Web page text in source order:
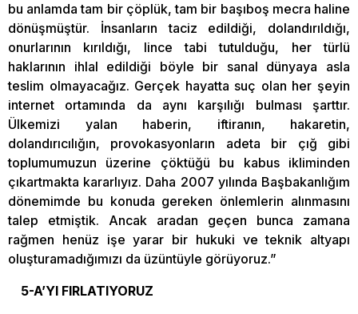
bu anlamda tam bir çöplük, tam bir başıboş mecra haline
dönüşmüştür. İnsanların taciz edildiği, dolandırıldığı,
onurlarının kırıldığı, lince tabi tutulduğu, her türlü
haklarının ihlal edildiği böyle bir sanal dünyaya asla
teslim olmayacağız. Gerçek hayatta suç olan her şeyin
internet ortamında da aynı karşılığı bulması şarttır.
Ülkemizi yalan haberin, iftiranın, hakaretin,
dolandırıcılığın, provokasyonların adeta bir çığ gibi
toplumumuzun üzerine çöktüğü bu kabus ikliminden
çıkartmakta kararlıyız. Daha 2007 yılında Başbakanlığım
dönemimde bu konuda gereken önlemlerin alınmasını
talep etmiştik. Ancak aradan geçen bunca zamana
rağmen henüz işe yarar bir hukuki ve teknik altyapı
oluşturamadığımızı da üzüntüyle görüyoruz.”
5-A’YI FIRLATIYORUZ